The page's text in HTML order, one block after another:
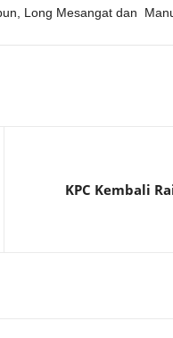
Long Mesangat dan
KPC Kembali